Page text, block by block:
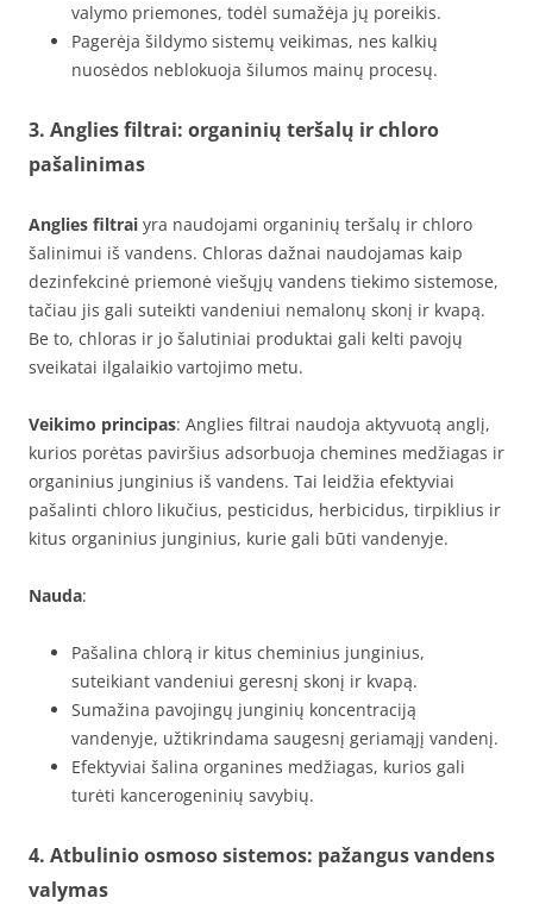
valymo priemones, todėl sumažėja jų poreikis.
Pagerėja šildymo sistemų veikimas, nes kalkių
nuosėdos neblokuoja šilumos mainų procesų.
3. Anglies filtrai: organinių teršalų ir chloro
pašalinimas
Anglies filtrai yra naudojami organinių teršalų ir chloro
šalinimui iš vandens. Chloras dažnai naudojamas kaip
dezinfekcinė priemonė viešųjų vandens tiekimo sistemose,
tačiau jis gali suteikti vandeniui nemalonų skonį ir kvapą.
Be to, chloras ir jo šalutiniai produktai gali kelti pavojų
sveikatai ilgalaikio vartojimo metu.
Veikimo principas: Anglies filtrai naudoja aktyvuotą anglį,
kurios porėtas paviršius adsorbuoja chemines medžiagas ir
organinius junginius iš vandens. Tai leidžia efektyviai
pašalinti chloro likučius, pesticidus, herbicidus, tirpiklius ir
kitus organinius junginius, kurie gali būti vandenyje.
Nauda:
Pašalina chlorą ir kitus cheminius junginius,
suteikiant vandeniui geresnį skonį ir kvapą.
Sumažina pavojingų junginių koncentraciją
vandenyje, užtikrindama saugesnį geriamąjį vandenį.
Efektyviai šalina organines medžiagas, kurios gali
turėti kancerogeninių savybių.
4. Atbulinio osmoso sistemos: pažangus vandens
valymas